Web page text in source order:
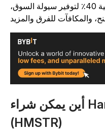
2024، مع تخصيص النسبة المتبقية 40٪ لتوفير سيولة السوق،
أين يمكن شراء Hamster Kombat
(HMSTR)